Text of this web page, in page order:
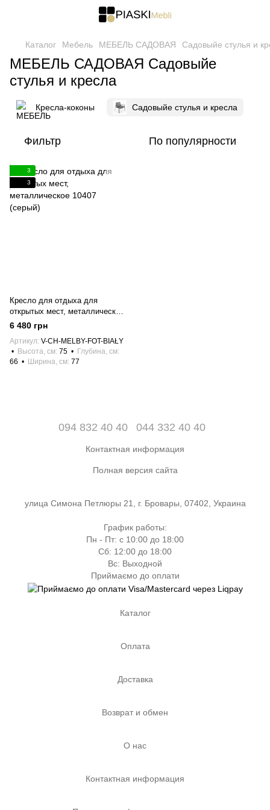
Каталог Мебель МЕБЕЛЬ САДОВАЯ Садовыйе стулья и
МЕБЕЛЬ САДОВАЯ Садовыйе
стулья и кресла
Кресла-коконы Садовыйе стулья и кресла
Фильтр По популярности
3
3
Кресло для отдыха для
открытых мест, металлическое
10407 (серый)
6 480 грн
Артикул V-CH-MELBY-FOT-BIAŁY
Высота, см 75
Глубина, см
66
Ширина, см 77
094 832 40 40 044 332 40 40
Контактная информация
Полная версия сайта
улица Симона Петлюры 21, г. Бровары, 07402, Украина
График работы:
Пн - Пт: с 10:00 до 18:00
Сб: 12:00 до 18:00
Вс: Выходной
Приймаємо до оплати
Каталог
Оплата
Доставка
Возврат и обмен
О нас
Контактная информация